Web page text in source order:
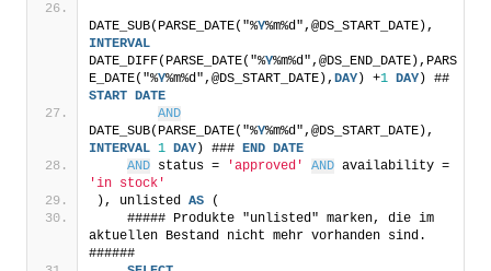
DATE_SUB(PARSE_DATE("%Y
INTERVAL
DATE_DIFF(PARSE_DATE("%Y%m%d",@DS_END_DATE),PARS
E_DATE("%Y%m%d",@DS_START_DATE), DAY) +1 DAY
START DATE
AND
DATE_SUB(PARSE_DATE("%Y
INTERVAL 1 DAY) ### END DATE
AND status = 'approved' AND
'in stock'
), unlisted AS (
    ##### Produkte "unlisted" marken, die im
aktuellen Bestand nicht mehr vorhanden sind.
######